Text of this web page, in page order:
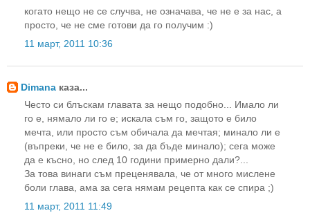
когато нещо не се случва, не означава, че не е за нас, а
просто, че не сме готови да го получим :)
11 март, 2011 10:36
Dimana каза...
Често си блъскам главата за нещо подобно... Имало ли
го е, нямало ли го е; искала съм го, защото е било
мечта, или просто съм обичала да мечтая; минало ли е
(въпреки, че не е било, за да бъде минало); сега може
да е късно, но след 10 години примерно дали?...
За това винаги съм преценявала, че от много мислене
боли глава, ама за сега нямам рецепта как се спира ;)
11 март, 2011 11:49